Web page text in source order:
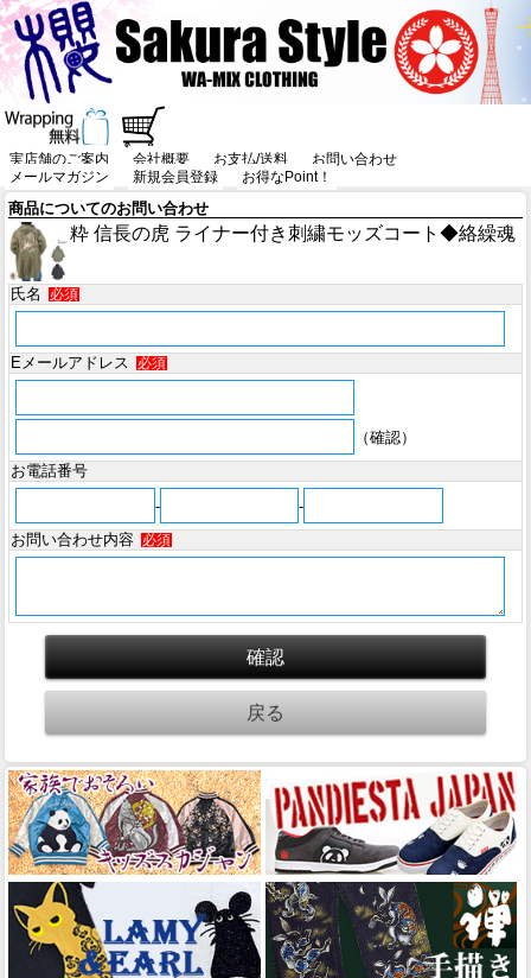
実店舗のご案内 会社概要 お支払/送料
お問い合わせ
メールマガジン
新規会員登録 お得なPoint！
商品についてのお問い合わせ
粋 信長の虎 ライナー付き刺繍モッズコート◆絡繰魂
氏名 必須
Eメールアドレス 必須
（確認）
お電話番号
-
-
お問い合わせ内容
必須